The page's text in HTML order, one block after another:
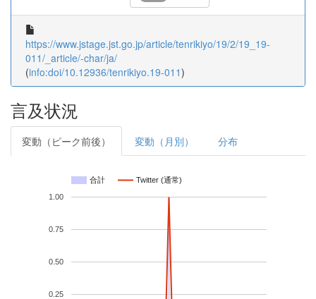
https://www.jstage.jst.go.jp/article/tenrikiyo/19/2/19_19-
011/_article/-char/ja/
(info:doi/10.12936/tenrikiyo.19-011)
言及状況
変動（ピーク前後） 変動（月別） 分布
合計 Twitter (通常)
0.25
0.50
0.75
1.00